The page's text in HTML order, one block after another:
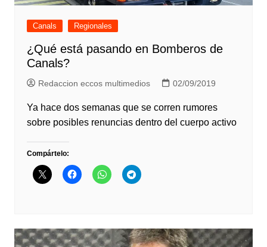
Canals Regionales
¿Qué está pasando en Bomberos de
Canals?
Redaccion eccos multimedios 02/09/2019
Ya hace dos semanas que se corren rumores
sobre posibles renuncias dentro del cuerpo activo
Compártelo: